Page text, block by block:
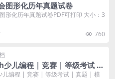
图形化历年真题试卷
形化历年真题试卷PDF可打印 大小：3
760
少儿编程 | 竞赛 | 等级考试 |
拟题
儿编程 | 竞赛 | 等级考试 | 真题 | 模